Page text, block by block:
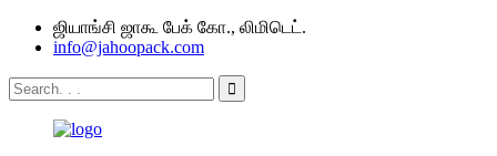
ஜியாங்சி ஜாகூ பேக் கோ., லிமிடெட்.
info@jahoopack.com